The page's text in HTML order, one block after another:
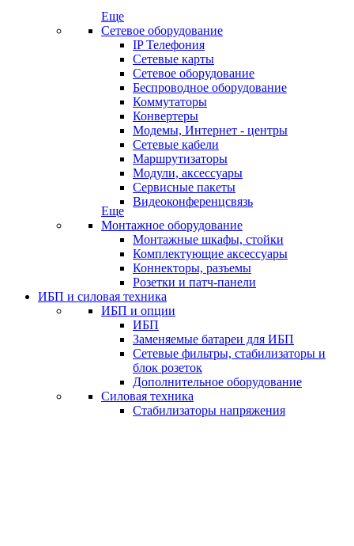
Еще
Сетевое оборудование
IP Телефония
Сетевые карты
Сетевое оборудование
Беспроводное оборудование
Коммутаторы
Конвертеры
Модемы, Интернет - центры
Сетевые кабели
Маршрутизаторы
Модули, аксессуары
Сервисные пакеты
Видеоконференцсвязь
Еще
Монтажное оборудование
Монтажные шкафы, стойки
Комплектующие аксессуары
Коннекторы, разъемы
Розетки и патч-панели
ИБП и силовая техника
ИБП и опции
ИБП
Заменяемые батареи для ИБП
Сетевые фильтры, стабилизаторы и
блок розеток
Дополнительное оборудование
Силовая техника
Стабилизаторы напряжения